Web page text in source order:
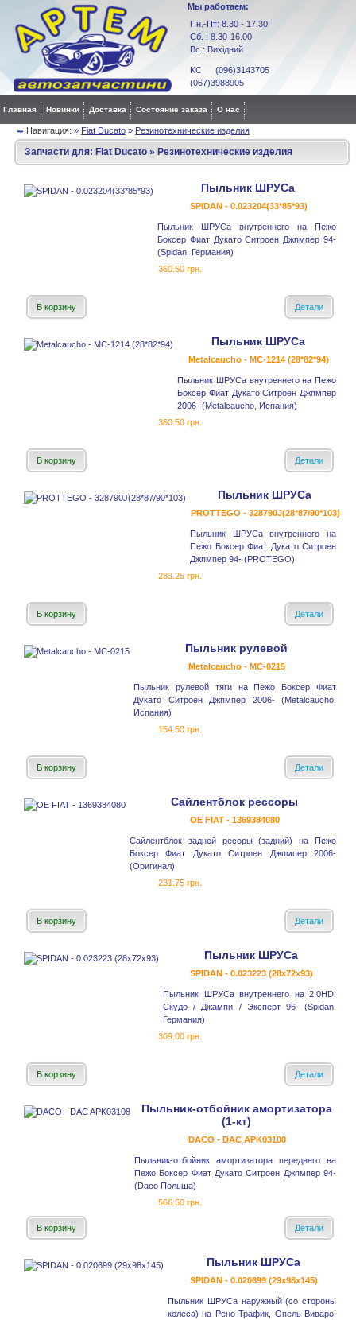
Мы работаем:
Пн.-Пт: 8.30 - 17.30
Сб. : 8.30-16.00
Вс.: Вихідний
KC (096)3143705
(067)3988905
Главная Новинки Доставка Состояние заказа О нас
Навигация: » Fiat Ducato » Резинотехнические изделия
Запчасти для: Fiat Ducato » Резинотехнические изделия
Пыльник ШРУСа
SPIDAN - 0.023204(33*85*93)
Пыльник ШРУСа внутреннего на Пежо
Боксер Фиат Дукато Ситроен Джпмпер 94-
(Spidan, Германия)
360.50 грн.
В корзину Детали
Пыльник ШРУСа
Metalcaucho - MC-1214 (28*82*94)
Пыльник ШРУСа внутреннего на Пежо
Боксер Фиат Дукато Ситроен Джпмпер
2006- (Metalcaucho, Испания)
360.50 грн.
В корзину Детали
Пыльник ШРУСа
PROTTEGO - 328790J(28*87/90*103)
Пыльник ШРУСа внутреннего на
Пежо Боксер Фиат Дукато Ситроен
Джпмпер 94- (PROTEGO)
283.25 грн.
В корзину Детали
Пыльник рулевой
Metalcaucho - MC-0215
Пыльник рулевой тяги на Пежо Боксер Фиат
Дукато Ситроен Джпмпер 2006- (Metalcaucho,
Испания)
154.50 грн.
В корзину Детали
Сайлентблок рессоры
OE FIAT - 1369384080
Сайлентблок задней ресоры (задний) на Пежо
Боксер Фиат Дукато Ситроен Джпмпер 2006-
(Оригинал)
231.75 грн.
В корзину Детали
Пыльник ШРУСа
SPIDAN - 0.023223 (28x72x93)
Пыльник ШРУСа внутреннего на 2.0HDI
Скудо / Джампи / Эксперт 96- (Spidan,
Германия)
309.00 грн.
В корзину Детали
Пыльник-отбойник амортизатора
(1-кт)
DACO - DAC APK03108
Пыльник-отбойник амортизатора переднего на
Пежо Боксер Фиат Дукато Ситроен Джпмпер 94-
(Daco Польша)
566.50 грн.
В корзину Детали
Пыльник ШРУСа
SPIDAN - 0.020699 (29x98x145)
Пыльник ШРУСа наружный (со стороны
колеса) на Рено Трафик, Опель Виваро,